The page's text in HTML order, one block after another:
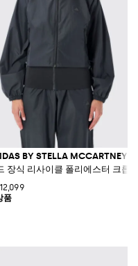
BY STELLA MCCARTNEY
장식 리사이클 폴리에스터 크롭